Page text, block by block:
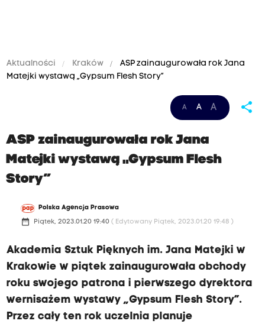
Aktualności Kraków
ASP zainaugurowała rok Jana
Matejki wystawą „Gypsum Flesh Story”
A A A share
ASP zainaugurowała rok Jana
Matejki wystawą „Gypsum Flesh
Story”
Polska Agencja Prasowa
date_range Piątek, 2023.01.20 19:40 ( Edytowany Piątek, 2023.01.20 19:48 )
Akademia Sztuk Pięknych im. Jana Matejki w
Krakowie w piątek zainaugurowała obchody
roku swojego patrona i pierwszego dyrektora
wernisażem wystawy „Gypsum Flesh Story”.
Przez cały ten rok uczelnia planuje